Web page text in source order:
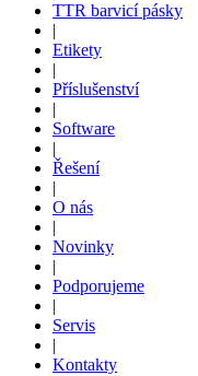
TTR barvicí pásky
|
Etikety
|
Příslušenství
|
Software
|
Řešení
|
O nás
|
Novinky
|
Podporujeme
|
Servis
|
Kontakty